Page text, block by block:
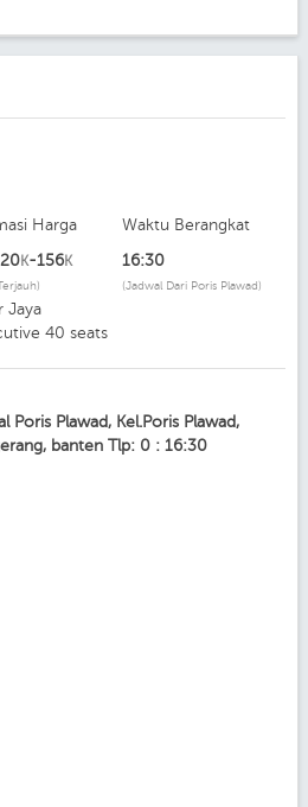
Harga
K-156K
Jaya
40 seats
Waktu Berangkat
16:30
(Jadwal Dari Poris Plawad)
Plawad, Kel.Poris Plawad,
banten Tlp: 0 : 16:30